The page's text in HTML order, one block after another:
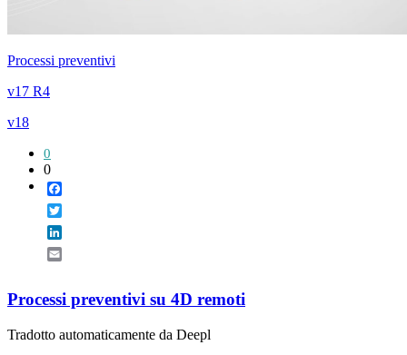
Processi preventivi
v17 R4
v18
0
0
Processi preventivi su 4D remoti
Tradotto automaticamente da Deepl